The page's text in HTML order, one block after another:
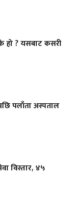
हो ? यसबाट कसरी
पलाँता अस्पताल
विस्तार, ४५